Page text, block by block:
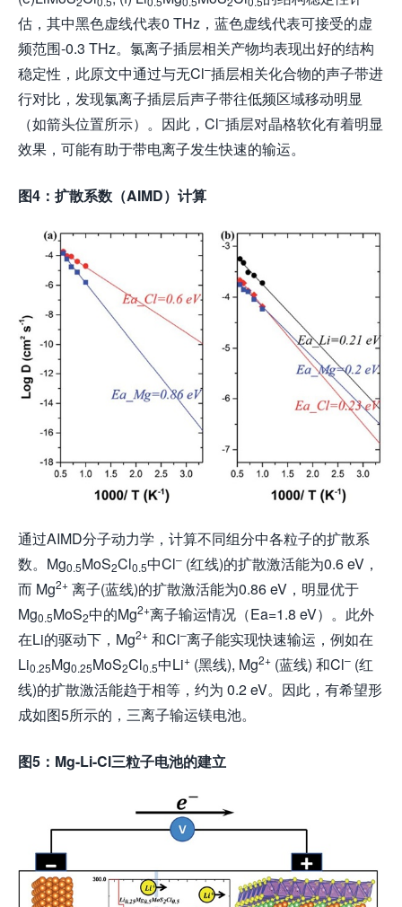
估，其中黑色虚线代表0 THz，蓝色虚线代表可接受的虚
频范围-0.3 THz。氯离子插层相关产物均表现出好的结构
稳定性，此原文中通过与无Cl–插层相关化合物的声子带进
行对比，发现氯离子插层后声子带往低频区域移动明显
（如箭头位置所示）。因此，Cl–插层对晶格软化有着明显
效果，可能有助于带电离子发生快速的输运。
图4 ：扩散系数（AIMD）计算
通过AIMD分子动力学，计算不同组分中各粒子的扩散系
数。Mg0.5MoS2Cl0.5中Cl– (红线)的扩散激活能为0.6 eV，
而 Mg2+ 离子(蓝线)的扩散激活能为0.86 eV，明显优于
Mg0.5MoS2中的Mg2+离子输运情况（Ea=1.8 eV）。此外
在Li的驱动下，Mg2+ 和Cl–离子能实现快速输运，例如在
Li0.25Mg0.25MoS2Cl0.5中Li+ (黑线), Mg2+ (蓝线) 和Cl– (红
线)的扩散激活能趋于相等，约为 0.2 eV。因此，有希望形
成如图5所示的，三离子输运镁电池。
图5 ： Mg-Li-Cl三粒子电池的建立